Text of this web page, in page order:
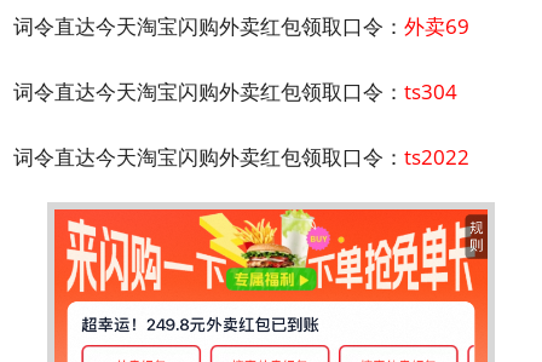
词令直达今天淘宝闪购外卖红包领取口令：外卖69
词令直达今天淘宝闪购外卖红包领取口令：ts304
词令直达今天淘宝闪购外卖红包领取口令：ts2022